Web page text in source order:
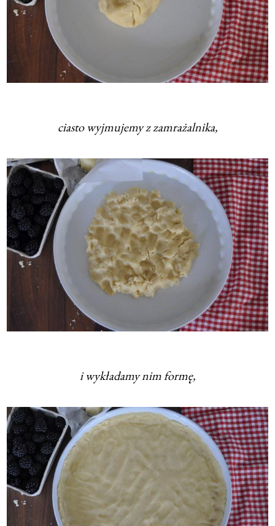
ciasto wyjmujemy z zamrażalnika,
i wykładamy nim formę,